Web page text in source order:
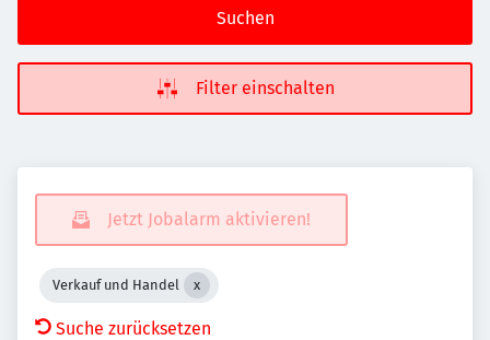
Suchen
Filter einschalten
Jetzt Jobalarm aktivieren!
Verkauf und Handel
Suche zurücksetzen